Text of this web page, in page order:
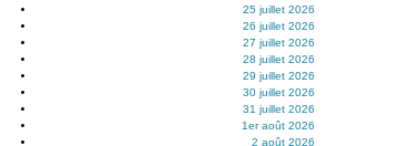
25 juillet 2026
26 juillet 2026
27 juillet 2026
28 juillet 2026
29 juillet 2026
30 juillet 2026
31 juillet 2026
1er août 2026
2 août 2026